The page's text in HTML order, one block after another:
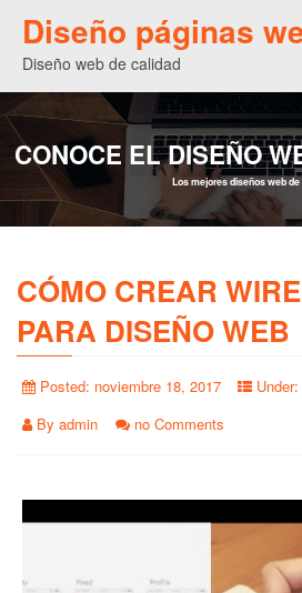
Diseño páginas
Diseño web de calidad
CONOCE EL DISEÑO
Los mejores diseños web de
CÓMO CREAR
PARA DISEÑO WEB
Posted: noviembre 18, 2017 Under:
By admin no Comments